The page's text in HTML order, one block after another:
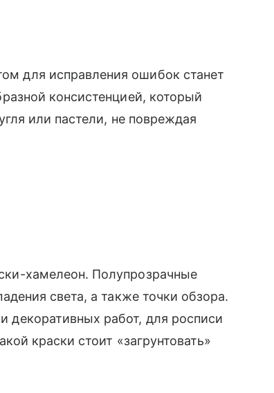
для исправления ошибок станет
консистенцией, который
или пастели, не повреждая
хамелеон. Полупрозрачные
света, а также точки обзора.
декоративных работ, для росписи
краски стоит «загрунтовать»